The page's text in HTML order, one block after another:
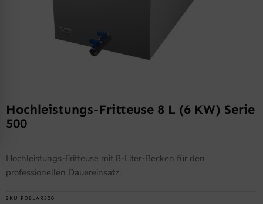
Hochleistungs-Fritteuse 8 L (6 KW) Serie
500
Hochleistungs-Fritteuse mit 8-Liter-Becken für den
professionellen Dauereinsatz.
SKU FD8LAR300